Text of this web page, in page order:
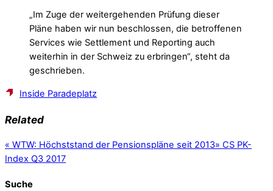
„Im Zuge der weitergehenden Prüfung dieser
Pläne haben wir nun beschlossen, die betroffenen
Services wie Settlement und Reporting auch
weiterhin in der Schweiz zu erbringen“, steht da
geschrieben.
Inside Paradeplatz
Related
« WTW: Höchststand der Pensionspläne seit 2013» CS PK-
Index Q3 2017
Suche